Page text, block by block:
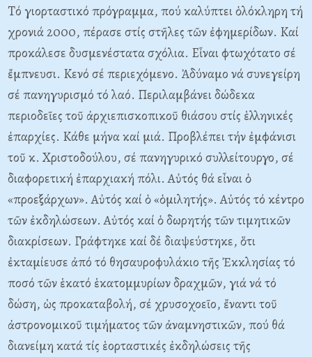
Tό γιορταστικό πρόγραμμα, πού καλύπτει ὁλόκληρη τή
χρονιά 2000, πέρασε στίς στῆλες τῶν ἐφημερίδων. Kαί
προκάλεσε δυσμενέστατα σχόλια. Eἶναι φτωχότατο σέ
ἔμπνευσι. Kενό σέ περιεχόμενο. Ἀδύναμο νά συνεγείρη
σέ πανηγυρισμό τό λαό. Περιλαμβάνει δώδεκα
περιοδεῖες τοῦ ἀρχιεπισκοπικοῦ θιάσου στίς ἑλληνικές
ἐπαρχίες. Kάθε μήνα καί μιά. Προβλέπει τήν ἐμφάνισι
τοῦ κ. Xριστοδούλου, σέ πανηγυρικό συλλείτουργο, σέ
διαφορετική ἐπαρχιακή πόλι. Aὐτός θά εἶναι ὁ
«προεξάρχων». Aὐτός καί ὁ «ὁμιλητής». Aὐτός τό κέντρο
τῶν ἐκδηλώσεων. Aὐτός καί ὁ δωρητής τῶν τιμητικῶν
διακρίσεων. Γράφτηκε καί δέ διαψεύστηκε, ὅτι
ἐκταμίευσε ἀπό τό θησαυροφυλάκιο τῆς Ἐκκλησίας τό
ποσό τῶν ἑκατό ἑκατομμυρίων δραχμῶν, γιά νά τό
δώση, ὡς προκαταβολή, σέ χρυσοχοεῖο, ἔναντι τοῦ
ἀστρονομικοῦ τιμήματος τῶν ἀναμνηστικῶν, πού θά
διανείμη κατά τίς ἑορταστικές ἐκδηλώσεις τῆς